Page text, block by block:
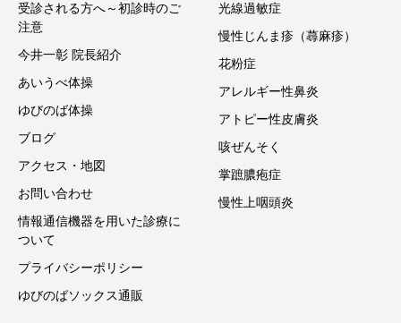
受診される方へ～初診時のご
注意
今井一彰 院長紹介
あいうべ体操
ゆびのば体操
ブログ
アクセス・地図
お問い合わせ
情報通信機器を用いた診療に
ついて
プライバシーポリシー
ゆびのばソックス通販
光線過敏症
慢性じんま疹（蕁麻疹）
花粉症
アレルギー性鼻炎
アトピー性皮膚炎
咳ぜんそく
掌蹠膿疱症
慢性上咽頭炎